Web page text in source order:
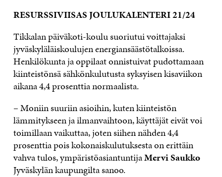
RESURSSIVIISAS JOULUKALENTERI 21/24
Tikkalan päiväkoti-koulu suoriutui voittajaksi
jyväskyläläiskoulujen energiansäästötalkoissa.
Henkilökunta ja oppilaat onnistuivat pudottamaan
kiinteistönsä sähkönkulutusta syksyisen kisaviikon
aikana 4,4 prosenttia normaalista.
– Moniin suuriin asioihin, kuten kiinteistön
lämmitykseen ja ilmanvaihtoon, käyttäjät eivät voi
toimillaan vaikuttaa, joten siihen nähden 4,4
prosenttia pois kokonaiskulutuksesta on erittäin
vahva tulos, ympäristöasiantuntijaMervi Saukko
Jyväskylän kaupungilta sanoo.